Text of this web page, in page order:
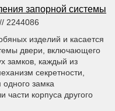
запорной системы
// 2244086
изделий и касается
двери, включающего
замков, каждый из
секретности,
замка
части корпуса другого